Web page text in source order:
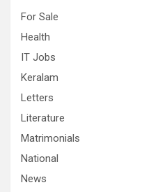
For Sale
Health
IT Jobs
Keralam
Letters
Literature
Matrimonials
National
News